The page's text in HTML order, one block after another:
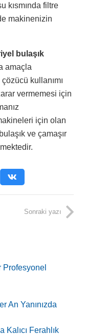
kısmında filtre
makinenizin
bulaşık
amaçla
kullanımı
vermemesi için
için olan
ve çamaşır
Sonraki yazı
An Yanınızda
Kalıcı Ferahlık